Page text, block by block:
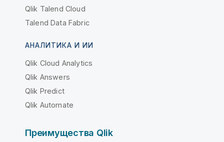
Qlik Talend Cloud
Talend Data Fabric
АНАЛИТИКА И ИИ
Qlik Cloud Analytics
Qlik Answers
Qlik Predict
Qlik Automate
Преимущества Qlik